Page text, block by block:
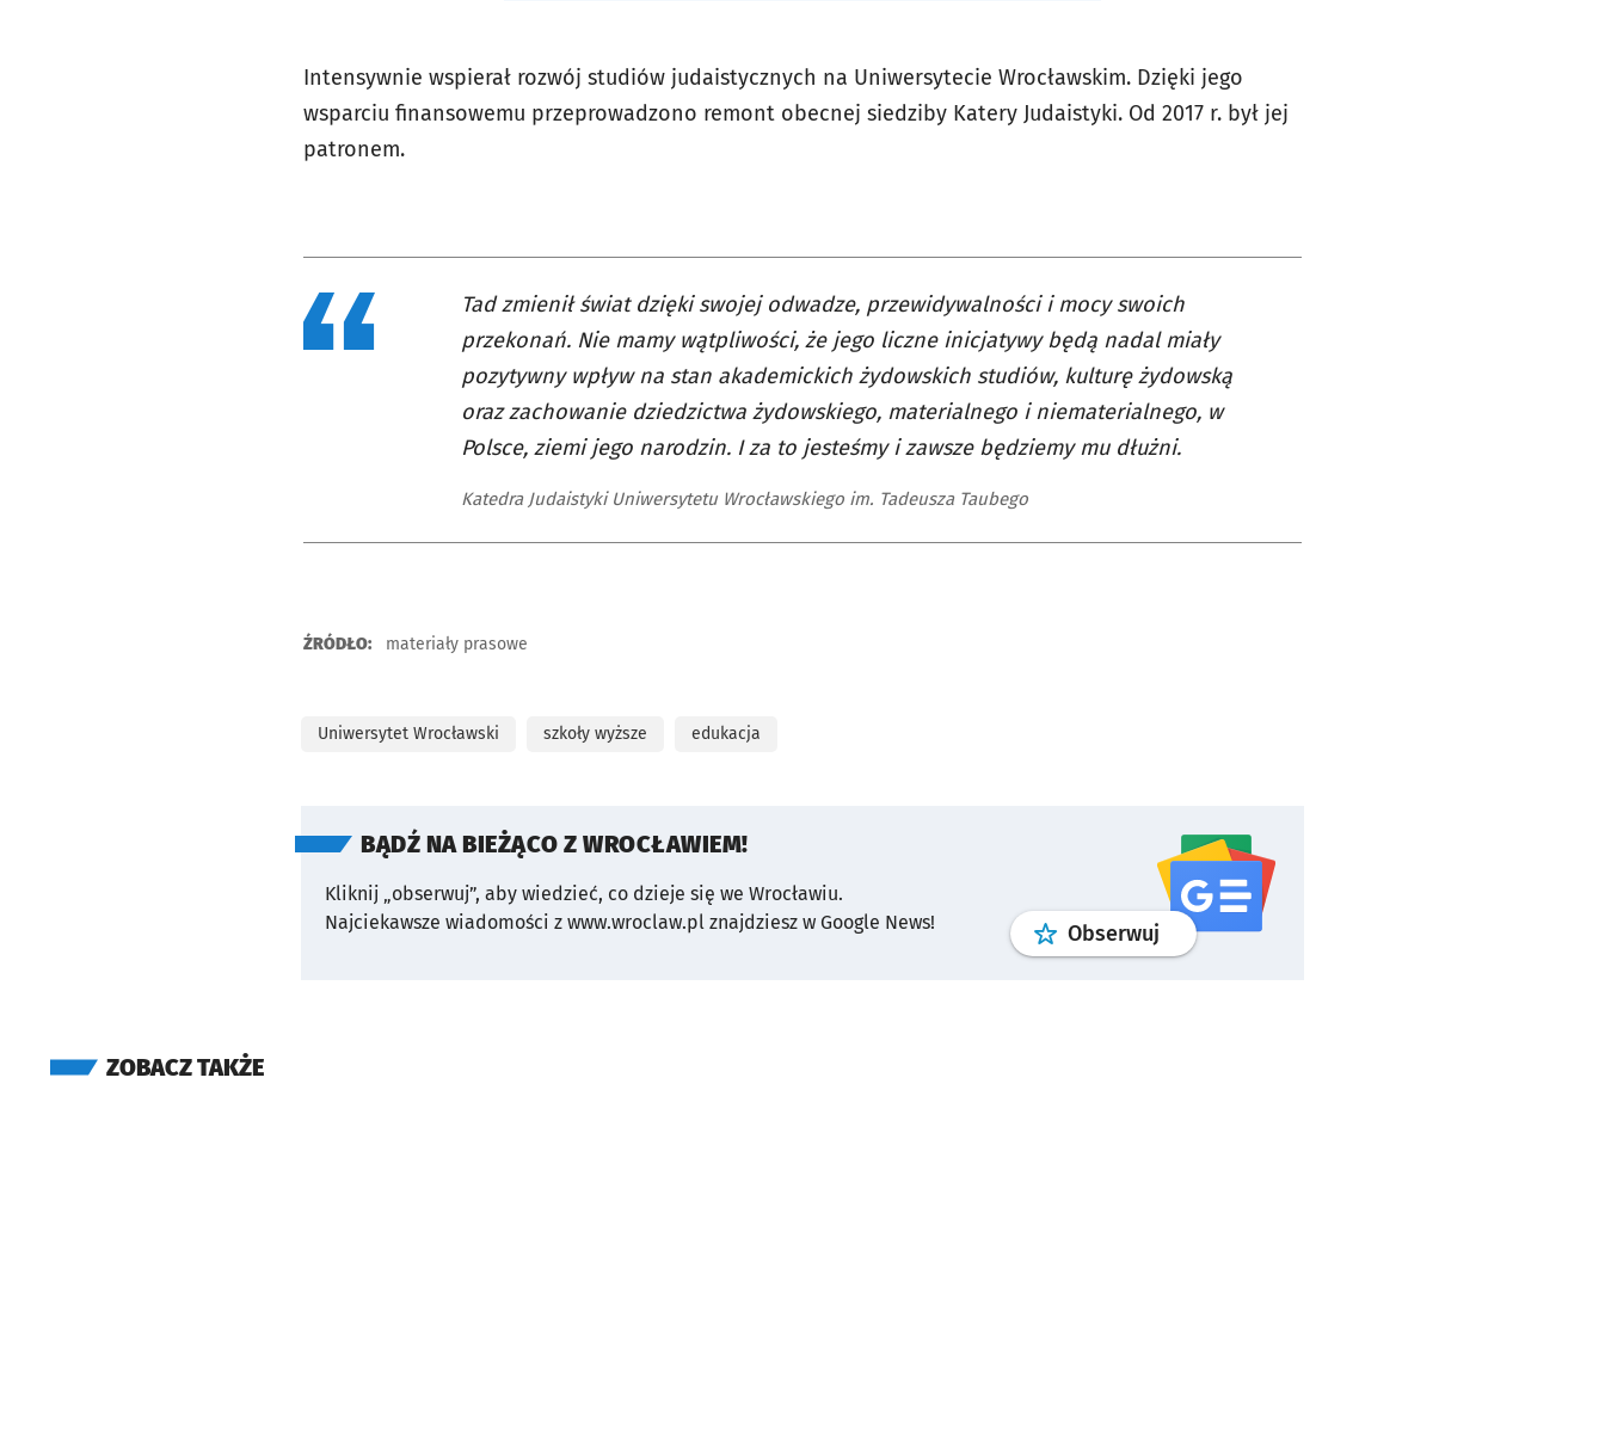
Intensywnie wspierał rozwój studiów judaistycznych na Uniwersytecie Wrocławskim. Dzięki jego
wsparciu finansowemu przeprowadzono remont obecnej siedziby Katery Judaistyki. Od 2017 r. był jej
patronem.
Tad zmienił świat dzięki swojej odwadze, przewidywalności i mocy swoich
przekonań. Nie mamy wątpliwości, że jego liczne inicjatywy będą nadal miały
pozytywny wpływ na stan akademickich żydowskich studiów, kulturę żydowską
oraz zachowanie dziedzictwa żydowskiego, materialnego i niematerialnego, w
Polsce, ziemi jego narodzin. I za to jesteśmy i zawsze będziemy mu dłużni.
Katedra Judaistyki Uniwersytetu Wrocławskiego im. Tadeusza Taubego
ŹRÓDŁO: materiały prasowe
Uniwersytet Wrocławski szkoły wyższe edukacja
BĄDŹ NA BIEŻĄCO Z WROCŁAWIEM!
Kliknij „obserwuj”, aby wiedzieć, co dzieje się we Wrocławiu.
Najciekawsze wiadomości z www.wroclaw.pl znajdziesz w Google News!
Obserwuj profilgoogle news
ZOBACZ TAKŻE